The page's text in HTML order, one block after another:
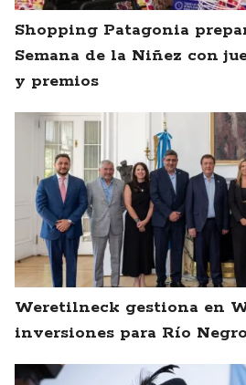
Shopping Patagonia
Semana de la Niñez con
y premios
Weretilneck gestiona en
inversiones para Río Negro